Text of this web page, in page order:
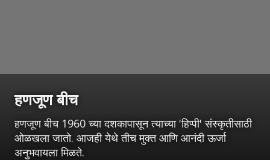
हणजूण बीच
हणजूण बीच 1960 च्या दशकापासून त्याच्या 'हिप्पी' संस्कृतीसाठी
ओळखला जातो. आजही येथे तीच मुक्त आणि आनंदी ऊर्जा
अनुभवायला मिळते.